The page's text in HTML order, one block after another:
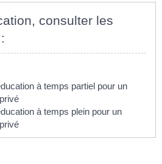
consulter les
à temps partiel pour un
à temps plein pour un